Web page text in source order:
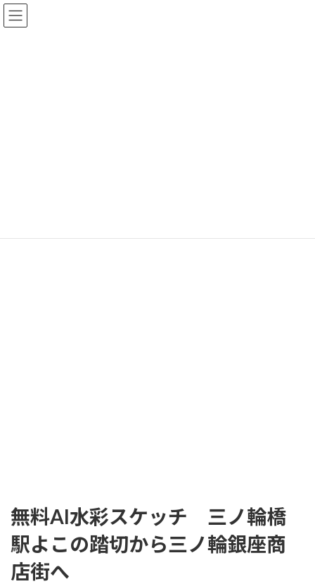
コ
ン
ナ
ビ
無料AI水彩スケッチ 三ノ輪橋
駅よこの踏切から三ノ輪銀座商
店街へ